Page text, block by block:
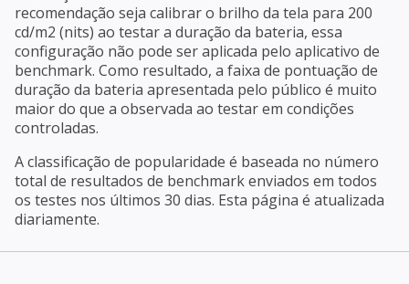
recomendação seja calibrar o brilho da tela para 200
cd/m2 (nits) ao testar a duração da bateria, essa
configuração não pode ser aplicada pelo aplicativo de
benchmark. Como resultado, a faixa de pontuação de
duração da bateria apresentada pelo público é muito
maior do que a observada ao testar em condições
controladas.
A classificação de popularidade é baseada no número
total de resultados de benchmark enviados em todos
os testes nos últimos 30 dias. Esta página é atualizada
diariamente.